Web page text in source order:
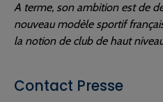
A terme, son ambition est de
nouveau modèle sportif
la notion de club de haut
Contact Presse